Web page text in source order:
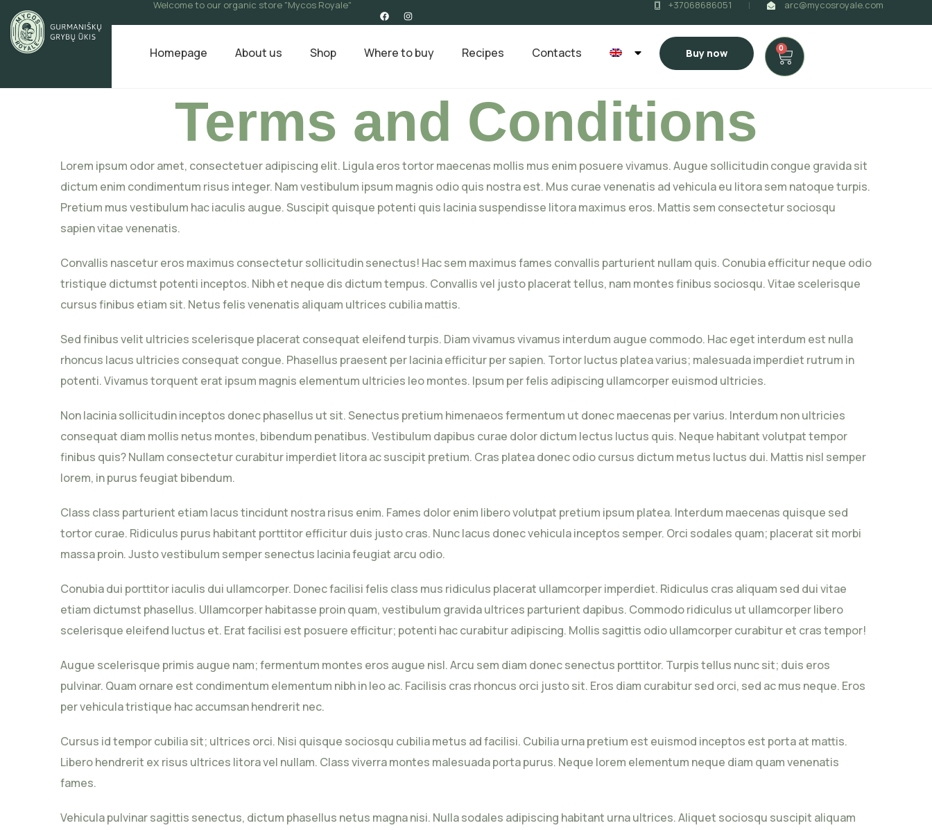
Welcome to our organic store "Mycos Royale" +37068686051 arc@mycosroyale.com
Homepage About us Shop Where to buy Recipes Contacts Buy now 0
Terms and Conditions
Lorem ipsum odor amet, consectetuer adipiscing elit. Ligula eros tortor maecenas mollis mus enim posuere vivamus. Augue sollicitudin congue gravida sit
dictum enim condimentum risus integer. Nam vestibulum ipsum magnis odio quis nostra est. Mus curae venenatis ad vehicula eu litora sem natoque turpis.
Pretium mus vestibulum hac iaculis augue. Suscipit quisque potenti quis lacinia suspendisse litora maximus eros. Mattis sem consectetur sociosqu
sapien vitae venenatis.
Convallis nascetur eros maximus consectetur sollicitudin senectus! Hac sem maximus fames convallis parturient nullam quis. Conubia efficitur neque odio
tristique dictumst potenti inceptos. Nibh et neque dis dictum tempus. Convallis vel justo placerat tellus, nam montes finibus sociosqu. Vitae scelerisque
cursus finibus etiam sit. Netus felis venenatis aliquam ultrices cubilia mattis.
Sed finibus velit ultricies scelerisque placerat consequat eleifend turpis. Diam vivamus vivamus interdum augue commodo. Hac eget interdum est nulla
rhoncus lacus ultricies consequat congue. Phasellus praesent per lacinia efficitur per sapien. Tortor luctus platea varius; malesuada imperdiet rutrum in
potenti. Vivamus torquent erat ipsum magnis elementum ultricies leo montes. Ipsum per felis adipiscing ullamcorper euismod ultricies.
Non lacinia sollicitudin inceptos donec phasellus ut sit. Senectus pretium himenaeos fermentum ut donec maecenas per varius. Interdum non ultricies
consequat diam mollis netus montes, bibendum penatibus. Vestibulum dapibus curae dolor dictum lectus luctus quis. Neque habitant volutpat tempor
finibus quis? Nullam consectetur curabitur imperdiet litora ac suscipit pretium. Cras platea donec odio cursus dictum metus luctus dui. Mattis nisl semper
lorem, in purus feugiat bibendum.
Class class parturient etiam lacus tincidunt nostra risus enim. Fames dolor enim libero volutpat pretium ipsum platea. Interdum maecenas quisque sed
tortor curae. Ridiculus purus habitant porttitor efficitur duis justo cras. Nunc lacus donec vehicula inceptos semper. Orci sodales quam; placerat sit morbi
massa proin. Justo vestibulum semper senectus lacinia feugiat arcu odio.
Conubia dui porttitor iaculis dui ullamcorper. Donec facilisi felis class mus ridiculus placerat ullamcorper imperdiet. Ridiculus cras aliquam sed dui vitae
etiam dictumst phasellus. Ullamcorper habitasse proin quam, vestibulum gravida ultrices parturient dapibus. Commodo ridiculus ut ullamcorper libero
scelerisque eleifend luctus et. Erat facilisi est posuere efficitur; potenti hac curabitur adipiscing. Mollis sagittis odio ullamcorper curabitur et cras tempor!
Augue scelerisque primis augue nam; fermentum montes eros augue nisl. Arcu sem diam donec senectus porttitor. Turpis tellus nunc sit; duis eros
pulvinar. Quam ornare est condimentum elementum nibh in leo ac. Facilisis cras rhoncus orci justo sit. Eros diam curabitur sed orci, sed ac mus neque. Eros
per vehicula tristique hac accumsan hendrerit nec.
Cursus id tempor cubilia sit; ultrices orci. Nisi quisque sociosqu cubilia metus ad facilisi. Cubilia urna pretium est euismod inceptos est porta at mattis.
Libero hendrerit ex risus ultrices litora vel nullam. Class viverra montes malesuada porta purus. Neque lorem elementum neque diam quam venenatis
fames.
Vehicula pulvinar sagittis senectus, dictum phasellus netus magna nisi. Nulla sodales adipiscing habitant urna ultrices. Aliquet sociosqu suscipit aliquam